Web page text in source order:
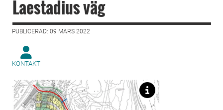
Laestadius väg
PUBLICERAD: 09 MARS 2022
KONTAKT